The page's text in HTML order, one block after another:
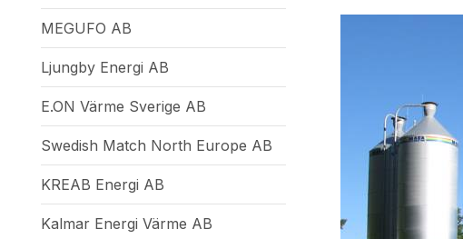
MEGUFO AB
Ljungby Energi AB
E.ON Värme Sverige AB
Swedish Match North Europe AB
KREAB Energi AB
Kalmar Energi Värme AB